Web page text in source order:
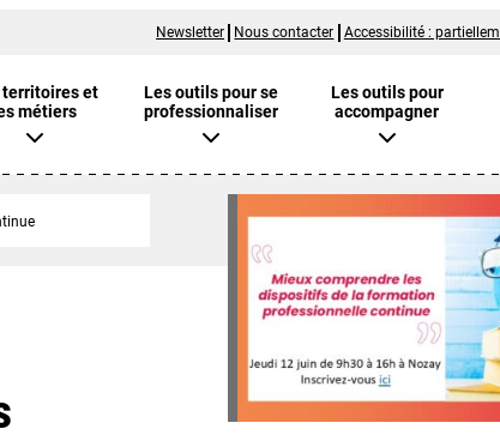
Newsletter Nous contacter Accessibilité :
territoires et
métiers
Les outils pour se
professionnaliser
Les outils pour
accompagner